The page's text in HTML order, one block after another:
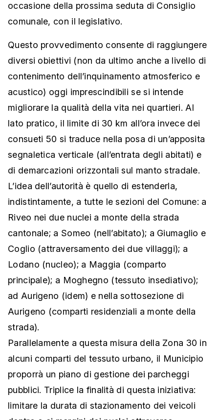
occasione della prossima seduta di Consiglio
comunale, con il legislativo.
Questo provvedimento consente di raggiungere
diversi obiettivi (non da ultimo anche a livello di
contenimento dell’inquinamento atmosferico e
acustico) oggi imprescindibili se si intende
migliorare la qualità della vita nei quartieri. Al
lato pratico, il limite di 30 km all’ora invece dei
consueti 50 si traduce nella posa di un’apposita
segnaletica verticale (all’entrata degli abitati) e
di demarcazioni orizzontali sul manto stradale.
L’idea dell’autorità è quello di estenderla,
indistintamente, a tutte le sezioni del Comune: a
Riveo nei due nuclei a monte della strada
cantonale; a Someo (nell’abitato); a Giumaglio e
Coglio (attraversamento dei due villaggi); a
Lodano (nucleo); a Maggia (comparto
principale); a Moghegno (tessuto insediativo);
ad Aurigeno (idem) e nella sottosezione di
Aurigeno (comparti residenziali a monte della
strada).
Parallelamente a questa misura della Zona 30 in
alcuni comparti del tessuto urbano, il Municipio
proporrà un piano di gestione dei parcheggi
pubblici. Triplice la finalità di questa iniziativa:
limitare la durata di stazionamento dei veicoli